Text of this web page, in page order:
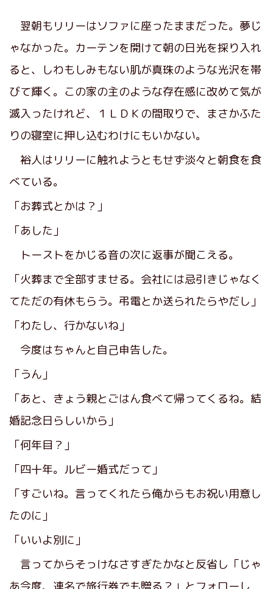
翌朝もリリーはソファに座ったままだった。夢じ
ゃなかった。カーテンを開けて朝の日光を採り入れ
ると、しわもしみもない肌が真珠のような光沢を帯
びて輝く。この家の主のような存在感に改めて気が
滅入ったけれど、１ＬＤＫの間取りで、まさかふた
りの寝室に押し込むわけにもいかない。
裕人はリリーに触れようともせず淡々と朝食を食
べている。
「お葬式とかは？」
「あした」
トーストをかじる音の次に返事が聞こえる。
「火葬まで全部すませる。会社には忌引きじゃなく
てただの有休もらう。弔電とか送られたらやだし」
「わたし、行かないね」
今度はちゃんと自己申告した。
「うん」
「あと、きょう親とごはん食べて帰ってくるね。結
婚記念日らしいから」
「何年目？」
「四十年。ルビー婚式だって」
「すごいね。言ってくれたら俺からもお祝い用意し
たのに」
「いいよ別に」
言ってからそっけなさすぎたかなと反省し「じゃ